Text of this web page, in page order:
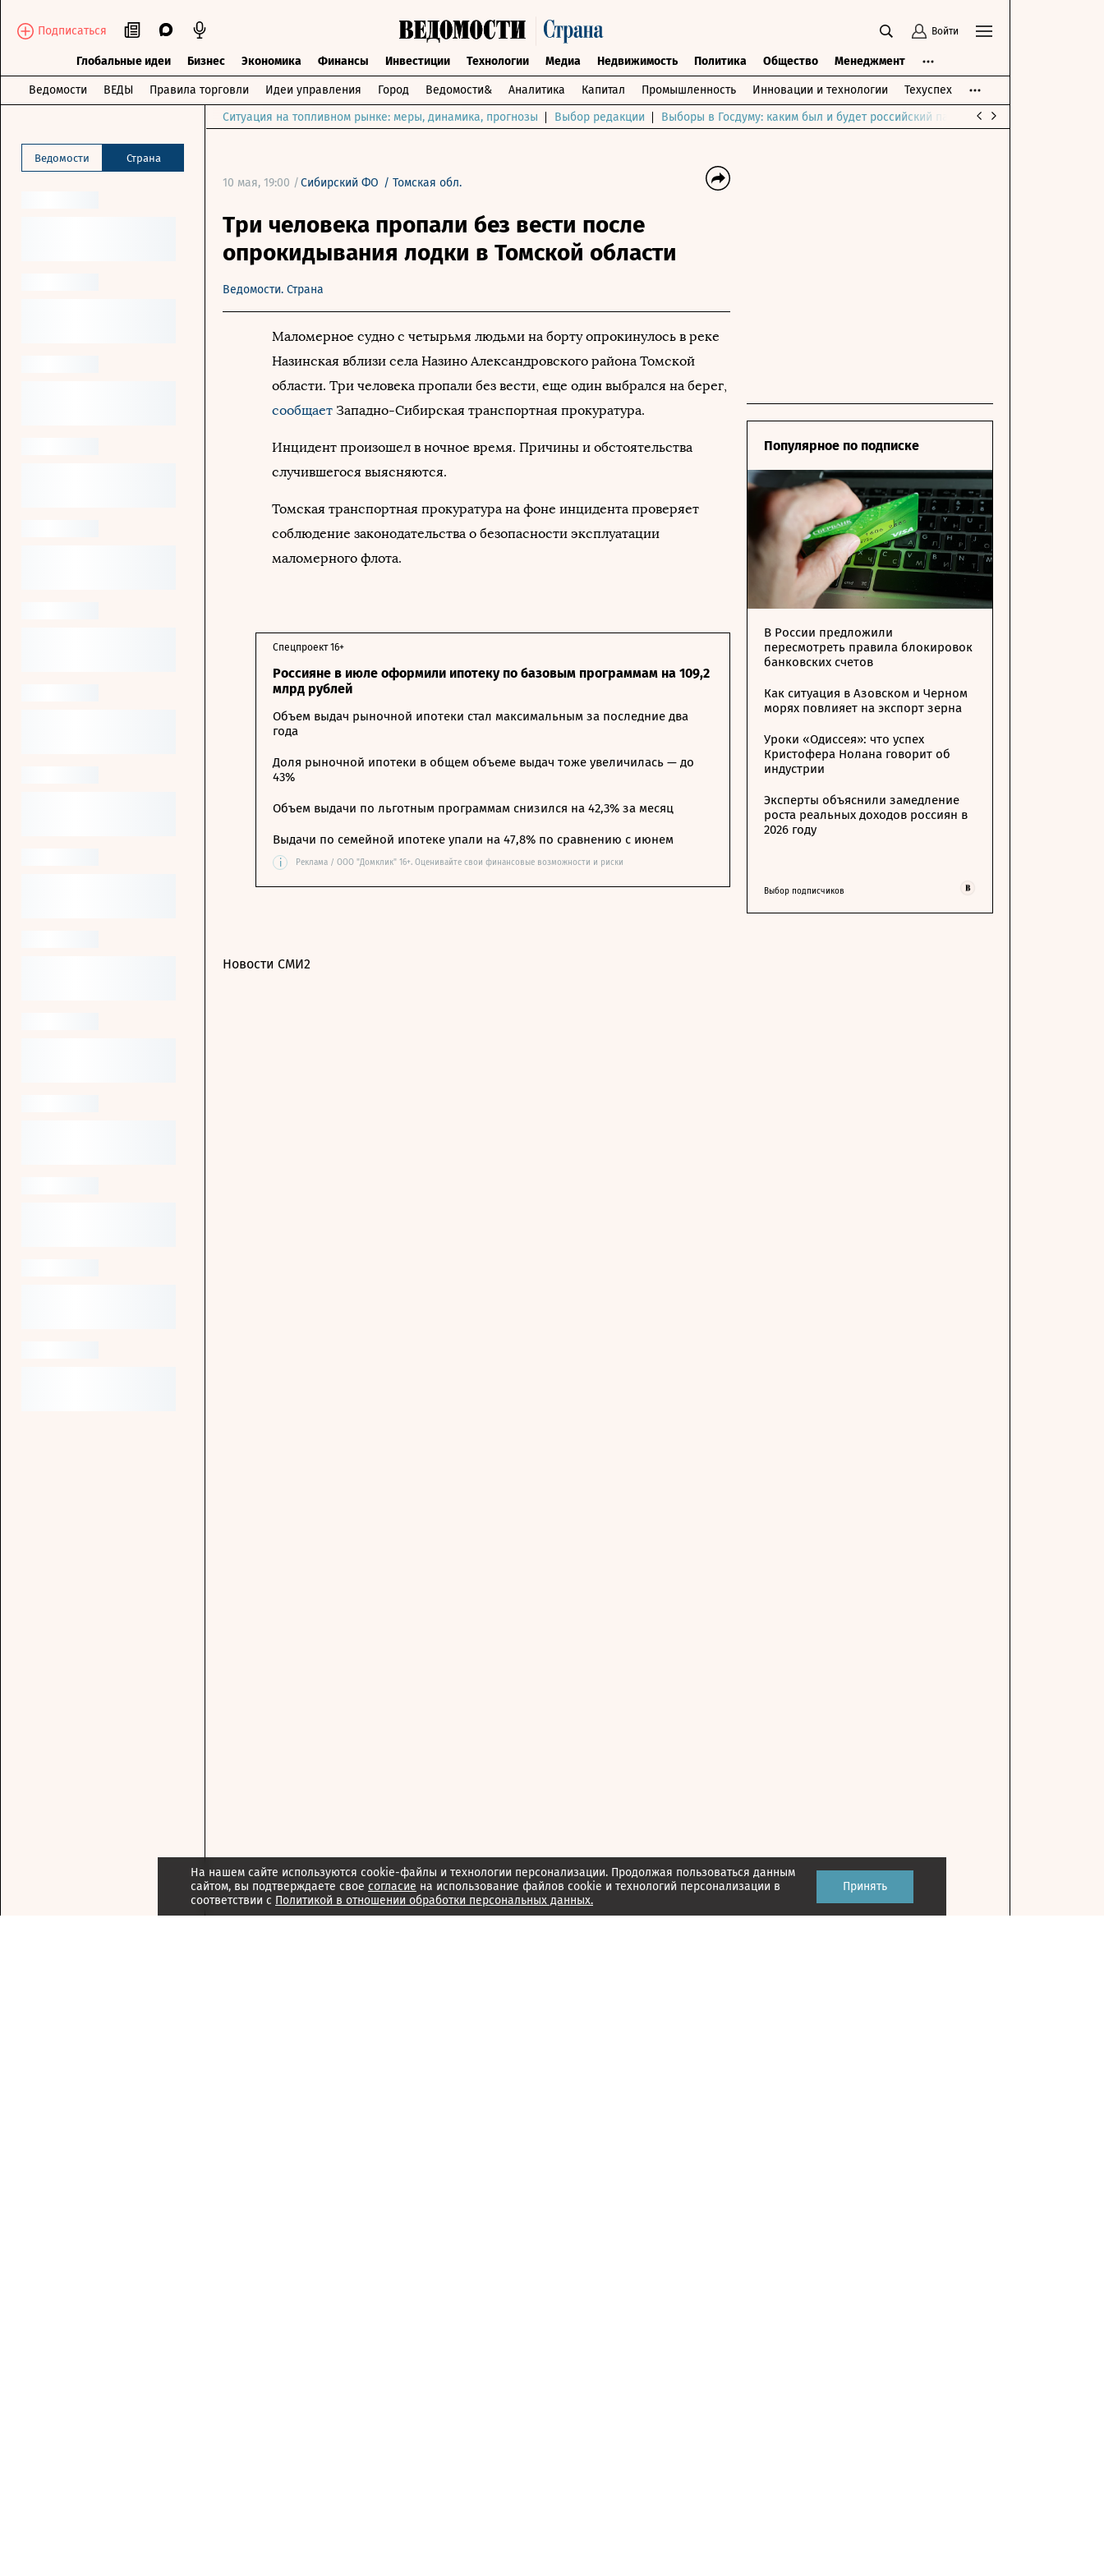
На нашем сайте используются cookie-файлы и технологии персонализации. Продолжая пользоваться данным
сайтом, вы подтверждаете свое согласие на использование файлов cookie и технологий персонализации в
соответствии с Политикой в отношении обработки персональных данных.
Принять
Подписаться Войти
Глобальные идеи Бизнес Экономика Финансы Инвестиции Технологии Медиа Недвижимость Политика Общество Менеджмент
Ведомости ВЕДЫ Правила торговли Идеи управления Город Ведомости& Аналитика Капитал Промышленность Инновации и технологии Техуспех
Ведомости Страна
Ситуация на топливном рынке: меры, динамика, прогнозы Выбор редакции Выборы в Госдуму: каким был и будет российский парламент
10 мая, 19:00 /Сибирский ФО / Томская обл.
Три человека пропали без вести после
опрокидывания лодки в Томской области
Ведомости. Страна
Маломерное судно с четырьмя людьми на борту опрокинулось в реке
Назинская вблизи села Назино Александровского района Томской
области. Три человека пропали без вести, еще один выбрался на берег,
сообщает Западно-Сибирская транспортная прокуратура.
Инцидент произошел в ночное время. Причины и обстоятельства
случившегося выясняются.
Томская транспортная прокуратура на фоне инцидента проверяет
соблюдение законодательства о безопасности эксплуатации
маломерного флота.
Россияне в июле оформили ипотеку по базовым программам на 109,2
млрд рублей
Спецпроект 16+
Объем выдач рыночной ипотеки стал максимальным за последние два
года
Доля рыночной ипотеки в общем объеме выдач тоже увеличилась — до
43%
Объем выдачи по льготным программам снизился на 42,3% за месяц
Выдачи по семейной ипотеке упали на 47,8% по сравнению с июнем
i Реклама / ООО "Домклик" 16+. Оценивайте свои финансовые возможности и риски
Популярное по подписке
В России предложили
пересмотреть правила блокировок
банковских счетов
Как ситуация в Азовском и Черном
морях повлияет на экспорт зерна
Уроки «Одиссея»: что успех
Кристофера Нолана говорит об
индустрии
Эксперты объяснили замедление
роста реальных доходов россиян в
2026 году
Выбор подписчиков
Новости СМИ2